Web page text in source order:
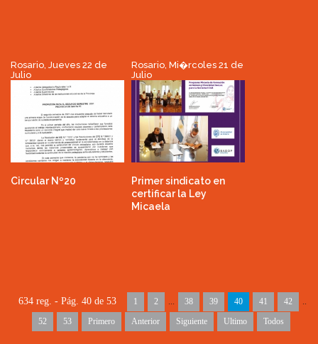
Rosario, Jueves 22 de
Julio
Circular Nº20
Rosario, Mi�rcoles 21 de
Julio
Primer sindicato en
certificar la Ley
Micaela
634 reg. - Pág. 40 de 53 1 2 ... 38 39 40 41 42
..
52
53 Primero Anterior Siguiente Ultimo Todos